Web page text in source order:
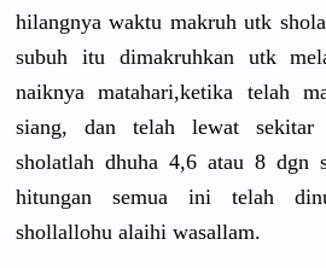
hilangnya waktu makruh utk
subuh itu dimakruhkan utk
naiknya matahari,ketika telah
siang, dan telah lewat sekitar
sholatlah dhuha 4,6 atau 8 dgn
hitungan semua ini telah
shollallohu alaihi wasallam.